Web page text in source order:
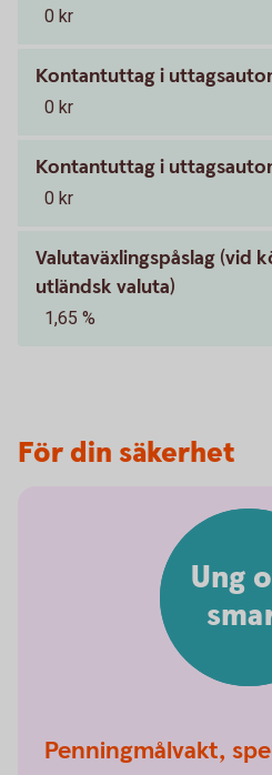
0 kr
Kontantuttag i
0 kr
Kontantuttag i
0 kr
Valutaväxlingspåslag (vid
utländsk valuta)
1,65 %
För din säkerhet
Penningmålvakt,
Ung